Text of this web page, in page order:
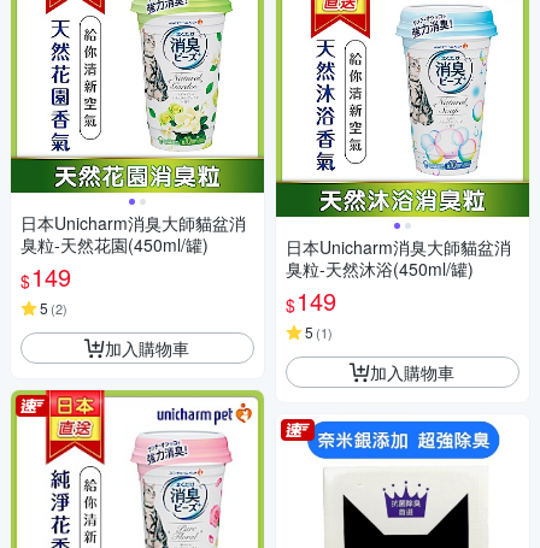
日本Unicharm消臭大師貓盆消
臭粒-天然花園(450ml/罐)
$149
5 (2)
加入購物車
日本Unicharm消臭大師貓盆消
臭粒-天然沐浴(450ml/罐)
$149
5 (1)
加入購物車